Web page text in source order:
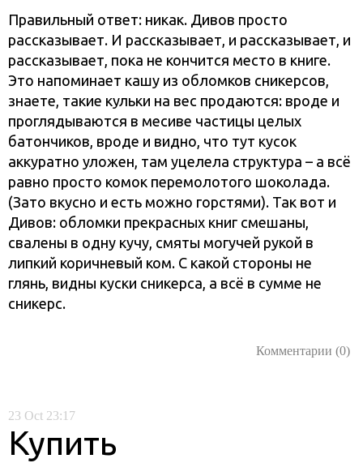
Правильный ответ: никак. Дивов просто
рассказывает. И рассказывает, и рассказывает, и
рассказывает, пока не кончится место в книге.
Это напоминает кашу из обломков сникерсов,
знаете, такие кульки на вес продаются: вроде и
проглядываются в месиве частицы целых
батончиков, вроде и видно, что тут кусок
аккуратно уложен, там уцелела структура – а всё
равно просто комок перемолотого шоколада.
(Зато вкусно и есть можно горстями). Так вот и
Дивов: обломки прекрасных книг смешаны,
свалены в одну кучу, смяты могучей рукой в
липкий коричневый ком. С какой стороны не
глянь, видны куски сникерса, а всё в сумме не
сникерс.
Комментарии (0)
23 Oct 23:17
Купить